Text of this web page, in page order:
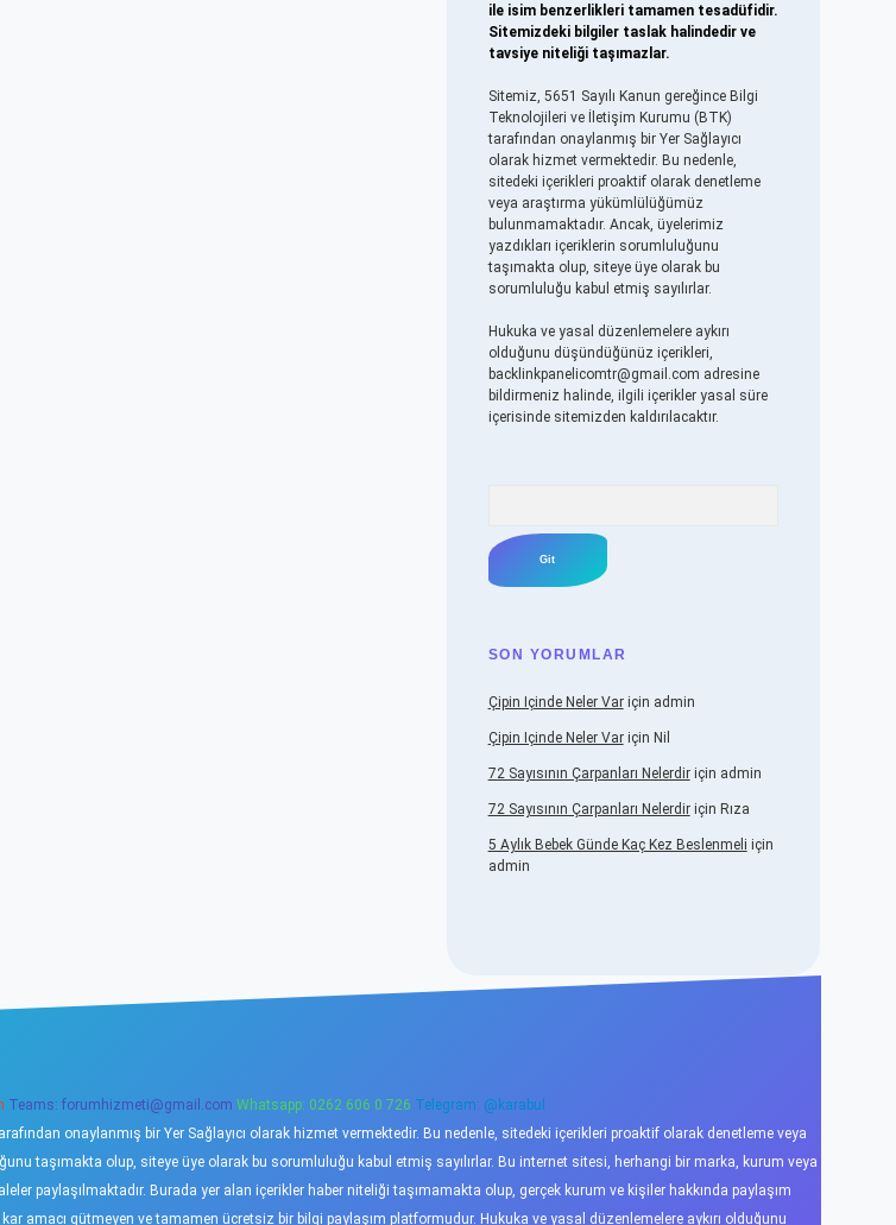
ile isim benzerlikleri tamamen tesadüfidir.
Sitemizdeki bilgiler taslak halindedir ve
tavsiye niteliği taşımazlar.
Sitemiz, 5651 Sayılı Kanun gereğince Bilgi
Teknolojileri ve İletişim Kurumu (BTK)
tarafından onaylanmış bir Yer Sağlayıcı
olarak hizmet vermektedir. Bu nedenle,
sitedeki içerikleri proaktif olarak denetleme
veya araştırma yükümlülüğümüz
bulunmamaktadır. Ancak, üyelerimiz
yazdıkları içeriklerin sorumluluğunu
taşımakta olup, siteye üye olarak bu
sorumluluğu kabul etmiş sayılırlar.
Hukuka ve yasal düzenlemelere aykırı
olduğunu düşündüğünüz içerikleri,
backlinkpanelicomtr@gmail.com adresine
bildirmeniz halinde, ilgili içerikler yasal süre
içerisinde sitemizden kaldırılacaktır.
SON YORUMLAR
Çipin Içinde Neler Variçin admin
Çipin Içinde Neler Variçin Nil
72 Sayısının Çarpanları Nelerdiriçin admin
72 Sayısının Çarpanları Nelerdiriçin Rıza
5 Aylık Bebek Günde Kaç Kez Beslenmeli için
admin
Teams: forumhizmeti@gmail.com Whatsapp: 0262 606 0 726 Telegram: @karabul
onaylanmış bir Yer Sağlayıcı olarak hizmet vermektedir. Bu nedenle, sitedeki içerikleri proaktif olarak denetleme veya
taşımakta olup, siteye üye olarak bu sorumluluğu kabul etmiş sayılırlar. Bu internet sitesi, herhangi bir marka, kurum veya
paylaşılmaktadır. Burada yer alan içerikler haber niteliği taşımamakta olup, gerçek kurum ve kişiler hakkında paylaşım
amacı gütmeyen ve tamamen ücretsiz bir bilgi paylaşım platformudur. Hukuka ve yasal düzenlemelere aykırı olduğunu